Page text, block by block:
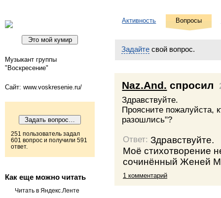
Музыкант группы
"Воскресение"
Сайт: www.voskresenie.ru/
251 пользователь задал
601 вопрос и получили 591
ответ.
Как еще можно читать
Читать в Яндекс.Ленте
Активность Вопросы
Задайте свой вопрос.
Naz.And. спросил
Здравствуйте.
Проясните пожалуйста,
разошлись"?
Ответ:Здравствуйте.
Моё стихотворение
сочинённый Женей
1 комментарий